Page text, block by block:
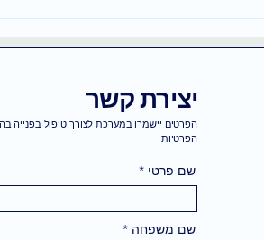
חופשית והקשבה לקצב
יצירת קשר
שם פרטי
שם משפחה
הפרטים יישמרו במערכת לצורך טיפול בפנייה
הפרטיות